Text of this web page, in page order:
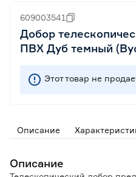
609003541
Добор
ПВХ Дуб темный
Этот товар не
Описание
Описание